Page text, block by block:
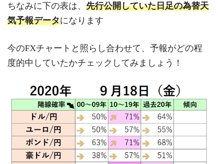
ちなみに下の表は、 先行公開していた日足の為替天
気予報データになります
今のFXチャートと照らし合わせて、予報がどの程
度的中していたかチェックしてみましょう！